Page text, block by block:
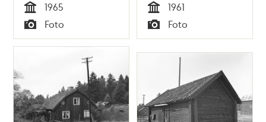
Tid
1965
Typ
Foto Tid
1961
Typ
Foto